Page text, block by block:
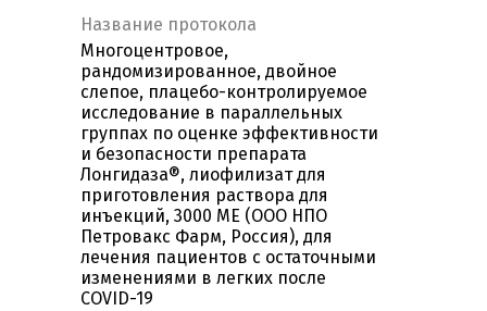
Название протокола
Многоцентровое,
рандомизированное, двойное
слепое, плацебо-контролируемое
исследование в параллельных
группах по оценке эффективности
и безопасности препарата
Лонгидаза®, лиофилизат для
приготовления раствора для
инъекций, 3000 MЕ (ООО НПО
Петровакс Фарм, Россия), для
лечения пациентов с остаточными
изменениями в легких после
COVID-19